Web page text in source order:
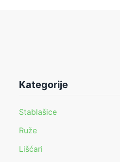
Kategorije
Stablašice
Ruže
Lišćari